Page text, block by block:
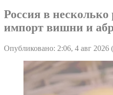
Россия в несколько
импорт вишни и
Опубликовано: 2:06, 4 авг